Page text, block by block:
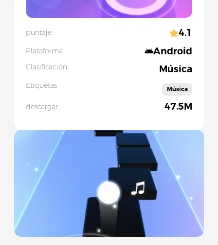
Slide 1 of 5
puntaje 4.1
Plataforma Android
Clasificación Música
Etiquetas Música
descargar 47.5M